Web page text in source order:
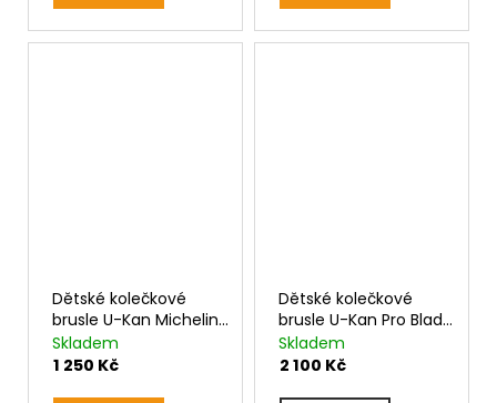
Dětské kolečkové
brusle U-Kan Michelin
Quad Blade and Walk
Skladem
1 250 Kč
Dětské kolečkové
brusle U-Kan Pro Blade
and Walk
Skladem
2 100 Kč